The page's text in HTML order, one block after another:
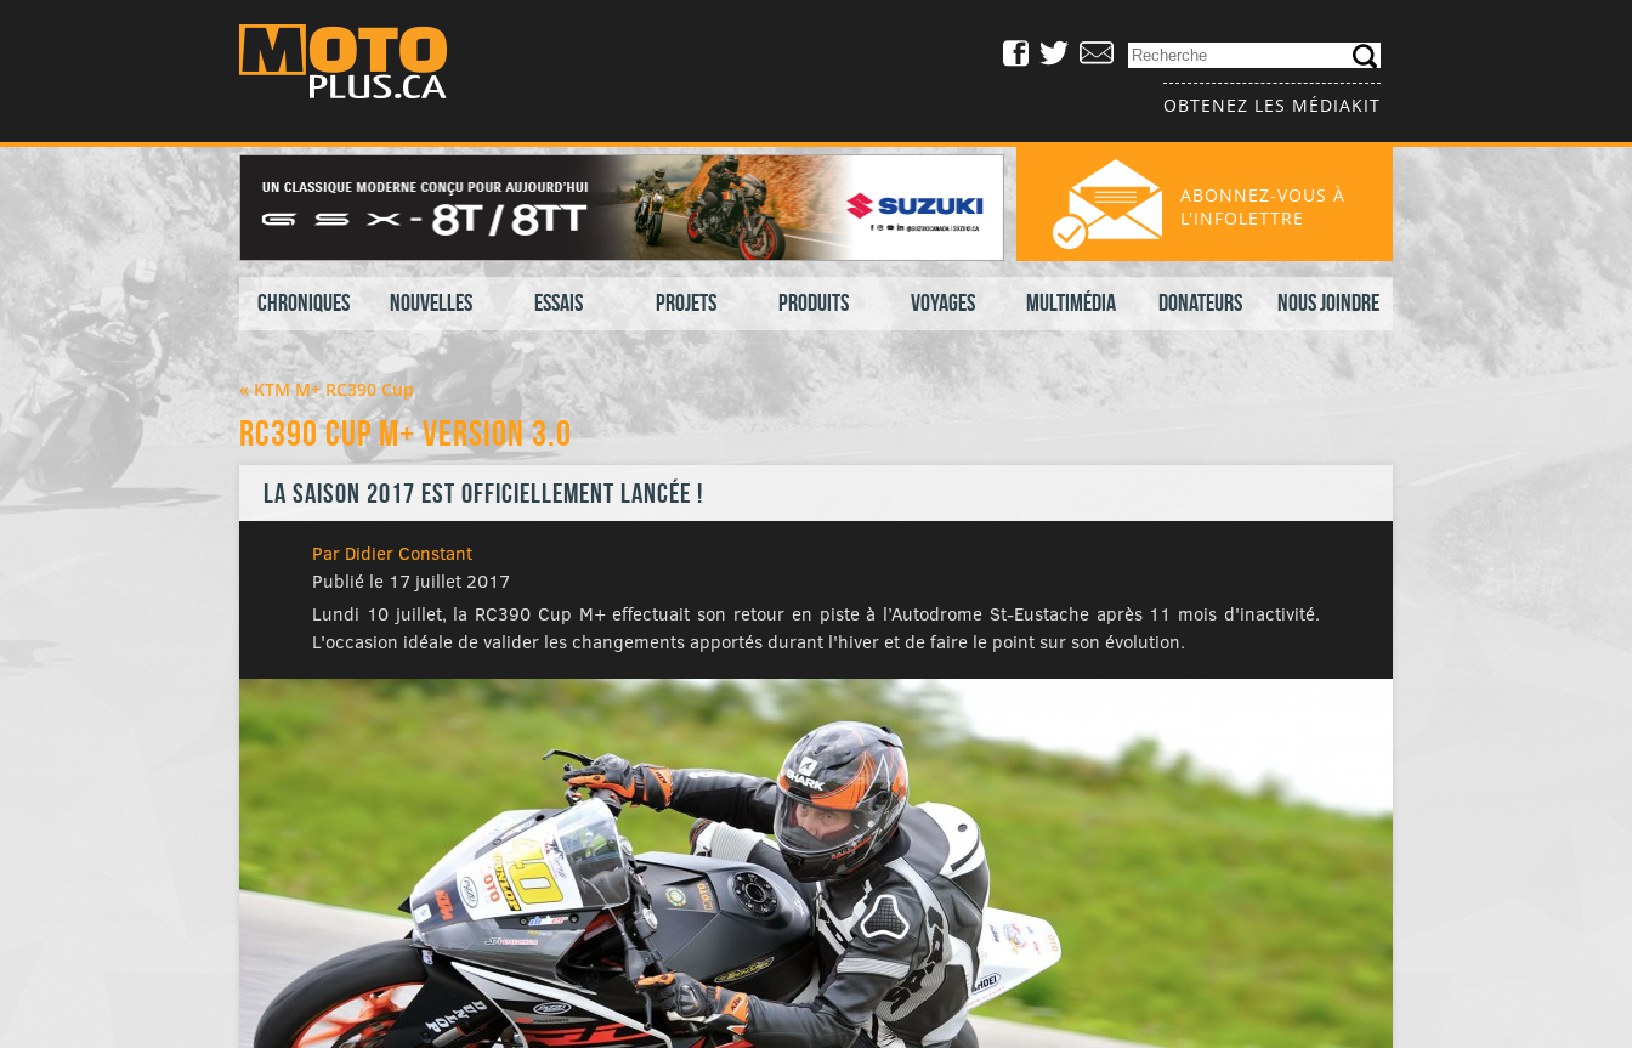
OBTENEZ LES MÉDIAKIT
Chroniques Nouvelles Essais Projets Produits Voyages Multimédia Donateurs Nous joindre
ABONNEZ-VOUS À
L'INFOLETTRE
« KTM M+ RC390 Cup
RC390 Cup M+ version 3.0
La saison 2017 est officiellement lancée !
Par Didier Constant
Publié le 17 juillet 2017
Lundi 10 juillet, la RC390 Cup M+ effectuait son retour en piste à l’Autodrome St-Eustache après 11 mois d'inactivité.
L'occasion idéale de valider les changements apportés durant l'hiver et de faire le point sur son évolution.